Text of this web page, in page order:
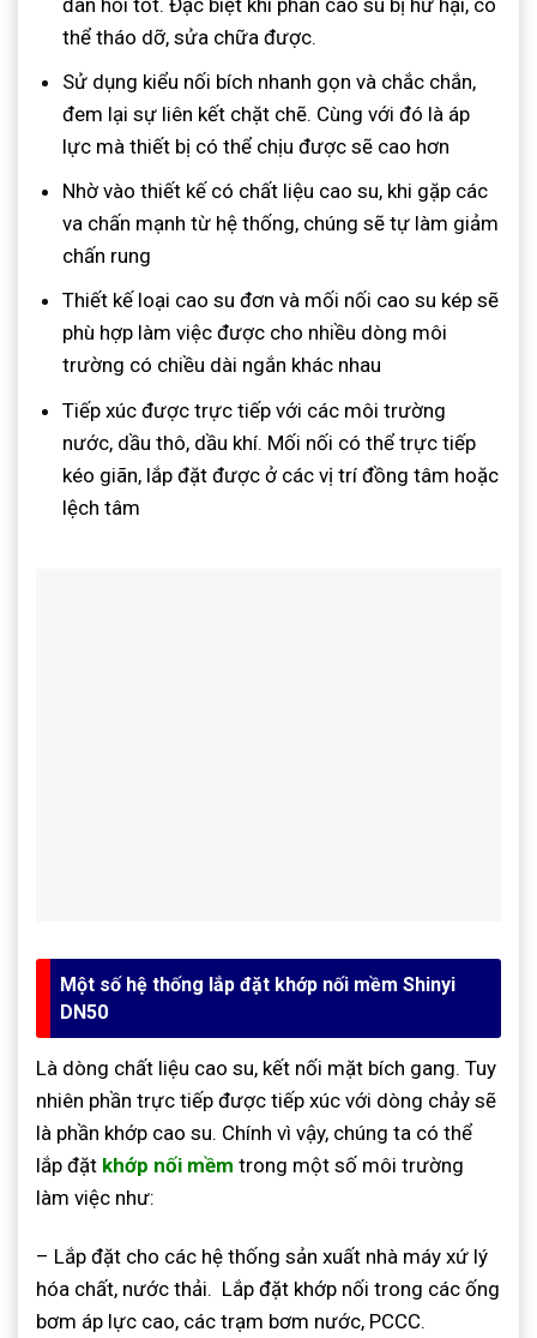
thể tháo dỡ, sửa chữa được.
Sử dụng kiểu nối bích nhanh gọn và chắc chắn,
đem lại sự liên kết chặt chẽ. Cùng với đó là áp
lực mà thiết bị có thể chịu được sẽ cao hơn
Nhờ vào thiết kế có chất liệu cao su, khi gặp các
va chấn mạnh từ hệ thống, chúng sẽ tự làm giảm
chấn rung
Thiết kế loại cao su đơn và mối nối cao su kép sẽ
phù hợp làm việc được cho nhiều dòng môi
trường có chiều dài ngắn khác nhau
Tiếp xúc được trực tiếp với các môi trường
nước, dầu thô, dầu khí. Mối nối có thể trực tiếp
kéo giãn, lắp đặt được ở các vị trí đồng tâm hoặc
lệch tâm
Một số hệ thống lắp đặt khớp nối mềm Shinyi
DN50
Là dòng chất liệu cao su, kết nối mặt bích gang. Tuy
nhiên phần trực tiếp được tiếp xúc với dòng chảy sẽ
là phần khớp cao su. Chính vì vậy, chúng ta có thể
lắp đặt khớp nối mềm trong một số môi trường
làm việc như:
– Lắp đặt cho các hệ thống sản xuất nhà máy xứ lý
hóa chất, nước thải. Lắp đặt khớp nối trong các ống
bơm áp lực cao, các trạm bơm nước, PCCC.